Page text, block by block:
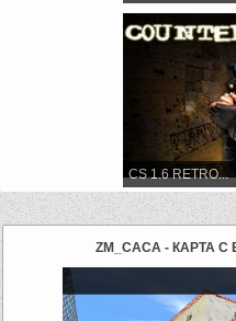
CS 1.6 RETRO...
ZM_CACA - КАРТА